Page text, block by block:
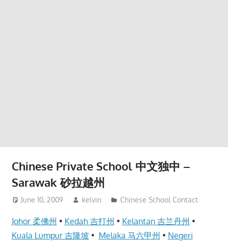
Chinese Private School 中文独中 –
Sarawak 砂拉越州
June 10, 2009 kelvin Chinese School Contact
Johor 柔佛州 • Kedah 吉打州 • Kelantan 吉兰丹州 •
Kuala Lumpur 吉隆坡 • Melaka 马六甲州 • Negeri